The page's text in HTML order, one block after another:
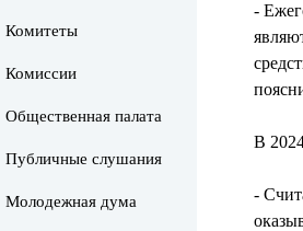
Комитеты
Комиссии
Общественная палата
Публичные слушания
Молодежная дума
-
В
-